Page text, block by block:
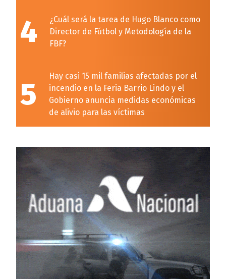
4
¿Cuál será la tarea de Hugo Blanco como
Director de Fútbol y Metodología de la
FBF?
5
Hay casi 15 mil familias afectadas por el
incendio en la Feria Barrio Lindo y el
Gobierno anuncia medidas económicas
de alivio para las víctimas